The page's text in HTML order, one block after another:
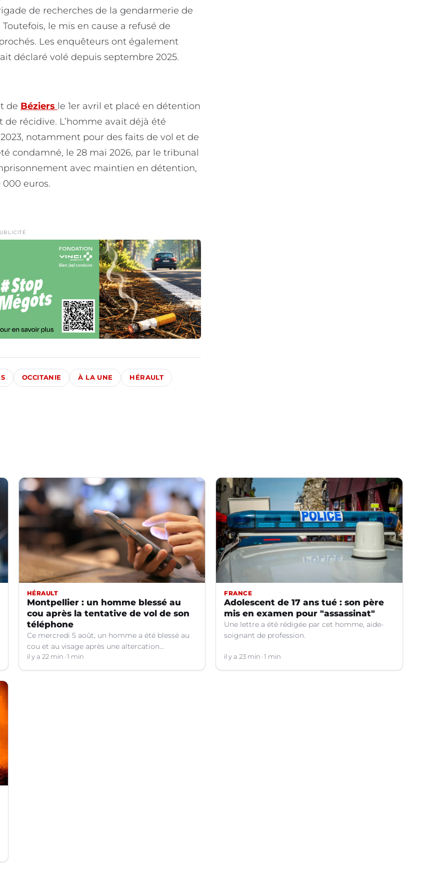
de recherches de la gendarmerie de
le mis en cause a refusé de
Les enquêteurs ont également
déclaré volé depuis septembre 2025.
de Béziers le 1er avril et placé en détention
de récidive. L’homme avait déjà été
notamment pour des faits de vol et de
condamné, le 28 mai 2026, par le tribunal
avec maintien en détention,
euros.
OCCITANIE À LA UNE HÉRAULT
HÉRAULT
Montpellier : un homme blessé au
cou après la tentative de vol de son
téléphone
Ce mercredi 5 août, un homme a été blessé au
cou et au visage après une altercation
concernant un téléphone portable à Montpellier
(Hérault).
il y a 22 min 1 min
FRANCE
Adolescent de 17 ans tué : son père
mis en examen pour "assassinat"
Une lettre a été rédigée par cet homme, aide-
soignant de profession.
il y a 23 min 1 min